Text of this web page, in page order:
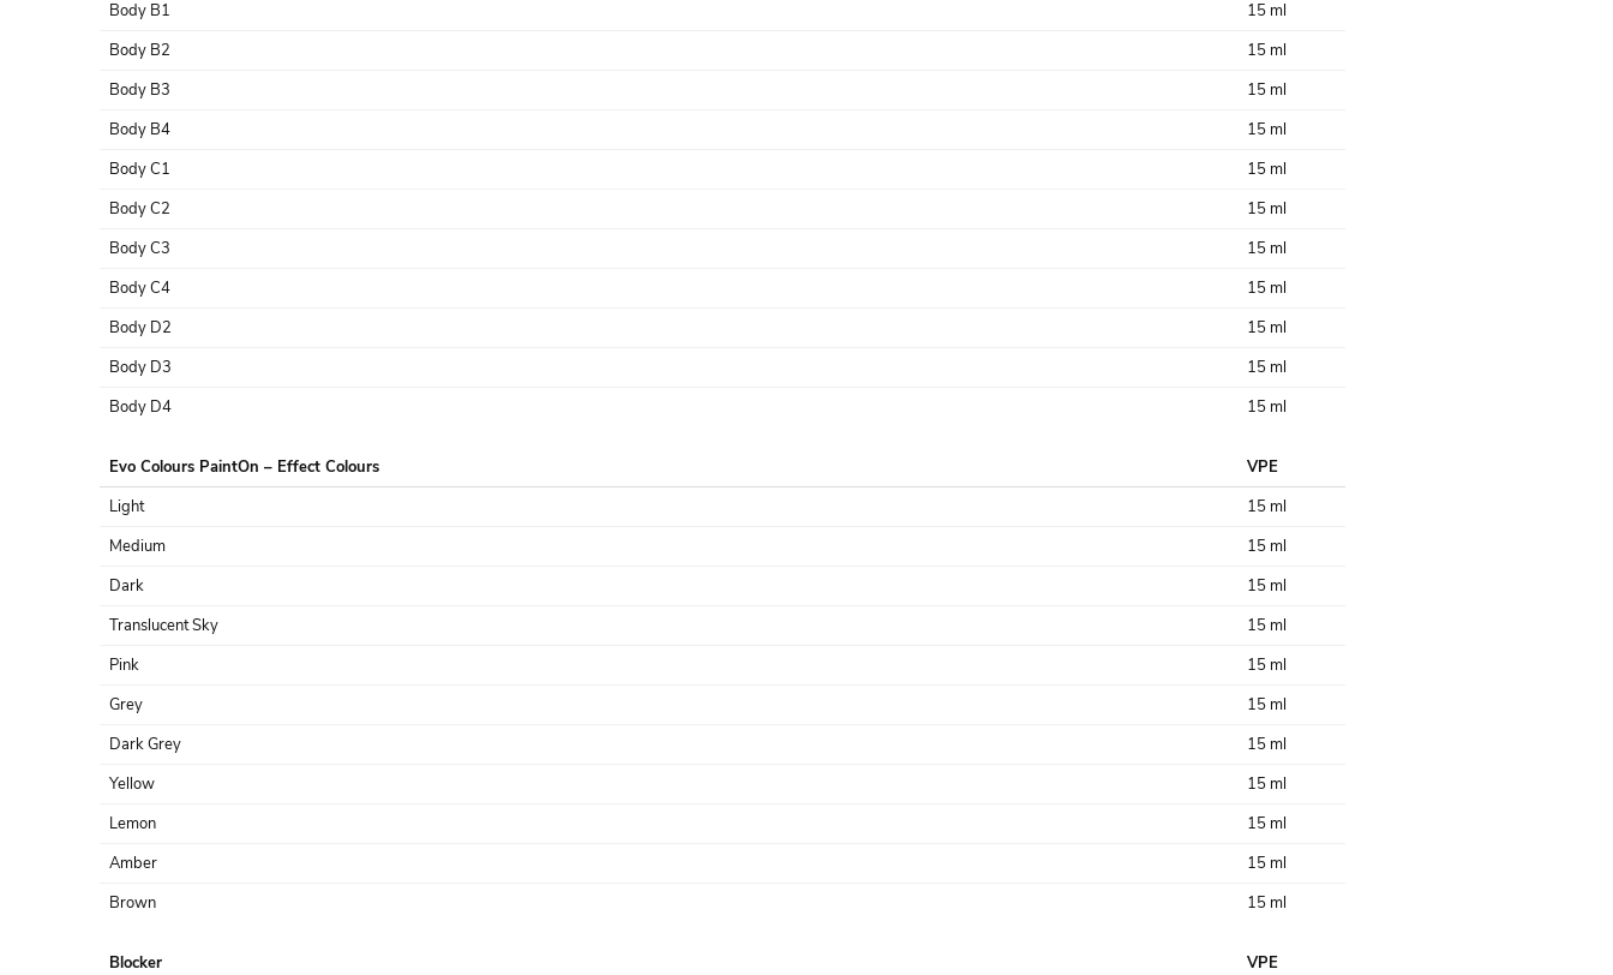
Body B1
15 ml
Body B2
15 ml
Body B3
15 ml
Body B4
15 ml
Body C1
15 ml
Body C2
15 ml
Body C3
15 ml
Body C4
15 ml
Body D2
15 ml
Body D3
15 ml
Body D4
15 ml
Evo Colours PaintOn – Effect Colours
VPE
Light
15 ml
Medium
15 ml
Dark
15 ml
Translucent Sky
15 ml
Pink
15 ml
Grey
15 ml
Dark Grey
15 ml
Yellow
15 ml
Lemon
15 ml
Amber
15 ml
Brown
15 ml
Blocker
VPE